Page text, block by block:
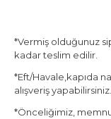
*Vermiş olduğunuz
kadar teslim edilir.
*Eft/Havale,kapıda
alışveriş yapabilirsiniz.
*Önceliğimiz,